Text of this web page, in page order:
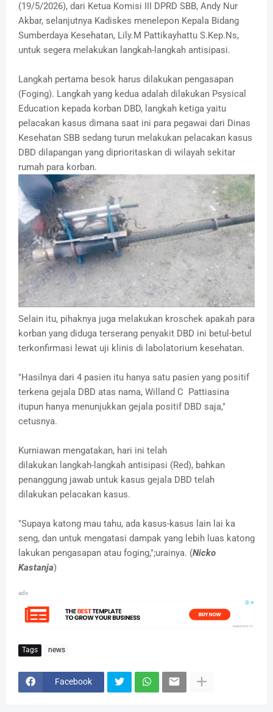
(19/5/2026), dari Ketua Komisi III DPRD SBB, Andy Nur
Akbar, selanjutnya Kadiskes menelepon Kepala Bidang
Sumberdaya Kesehatan, Lily.M Pattikayhattu S.Kep.Ns,
untuk segera melakukan langkah-langkah antisipasi.
Langkah pertama besok harus dilakukan pengasapan
(Foging). Langkah yang kedua adalah dilakukan Psysical
Education kepada korban DBD, langkah ketiga yaitu
pelacakan kasus dimana saat ini para pegawai dari Dinas
Kesehatan SBB sedang turun melakukan pelacakan kasus
DBD dilapangan yang diprioritaskan di wilayah sekitar
rumah para korban.
Selain itu, pihaknya juga melakukan kroschek apakah para
korban yang diduga terserang penyakit DBD ini betul-betul
terkonfirmasi lewat uji klinis di labolatorium kesehatan.
"Hasilnya dari 4 pasien itu hanya satu pasien yang positif
terkena gejala DBD atas nama, Willand C Pattiasina
itupun hanya menunjukkan gejala positif DBD saja,"
cetusnya.
Kurniawan mengatakan, hari ini telah
dilakukan langkah-langkah antisipasi (Red), bahkan
penanggung jawab untuk kasus gejala DBD telah
dilakukan pelacakan kasus.
"Supaya katong mau tahu, ada kasus-kasus lain lai ka
seng, dan untuk mengatasi dampak yang lebih luas katong
lakukan pengasapan atau foging,";urainya. (Nicko
Kastanja)
ads
Tags news
Facebook